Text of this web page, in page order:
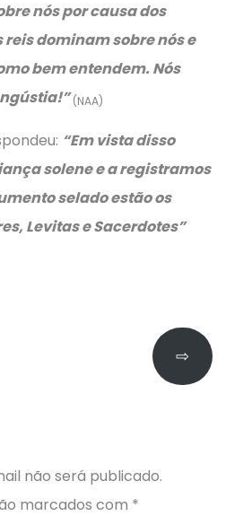
nós por causa dos
reis dominam sobre nós e
bem entendem. Nós
(NAA)
“Em vista disso
solene e a registramos
selado estão os
Levitas e Sacerdotes”
⇨
não será publicado.
marcados com *